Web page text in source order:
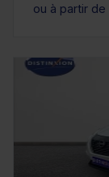
ou à partir de